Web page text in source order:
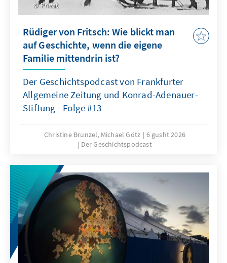
Privat
Rüdiger von Fritsch: Wie blickt man
auf Geschichte, wenn die eigene
Familie mittendrin ist?
Der Geschichtspodcast von Frankfurter
Allgemeine Zeitung und Konrad-Adenauer-
Stiftung - Folge #13
Christine Brunzel, Michael Götz
6 gusht 2026
Der Geschichtspodcast